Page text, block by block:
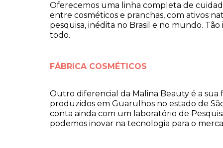
Oferecemos uma linha completa de
entre cosméticos e pranchas, com ativos
pesquisa, inédita no Brasil e no mundo.
todo.
FÁBRICA COSMÉTICOS
Outro diferencial da Malina Beauty é a sua
produzidos em Guarulhos no estado de
conta ainda com um laboratório de
podemos inovar na tecnologia para o